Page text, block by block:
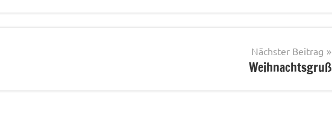
Nächster Beitrag
Weihnachtsgruß